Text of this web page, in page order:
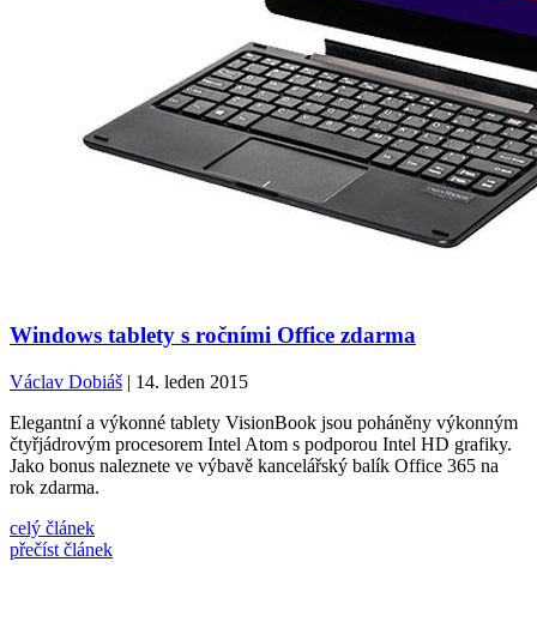
Windows tablety s ročními Office zdarma
Václav Dobiáš | 14. leden 2015
Elegantní a výkonné tablety VisionBook jsou poháněny výkonným
čtyřjádrovým procesorem Intel Atom s podporou Intel HD grafiky.
Jako bonus naleznete ve výbavě kancelářský balík Office 365 na
rok zdarma.
celý článek
přečíst článek